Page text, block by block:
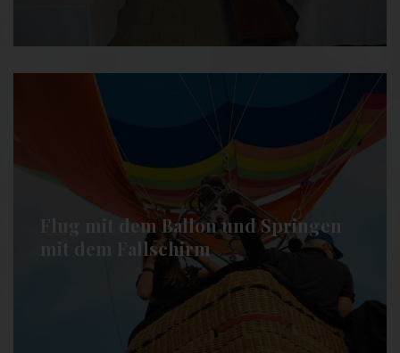
Flug mit dem Ballon und Springen
mit dem Fallschirm